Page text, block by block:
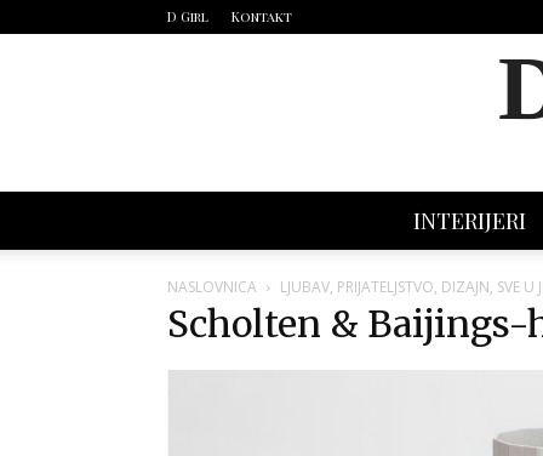
D Girl Kontakt
INTERIJERI
NASLOVNICA LJUBAV, PRIJATELJSTVO, DIZAJN, SVE
Scholten &